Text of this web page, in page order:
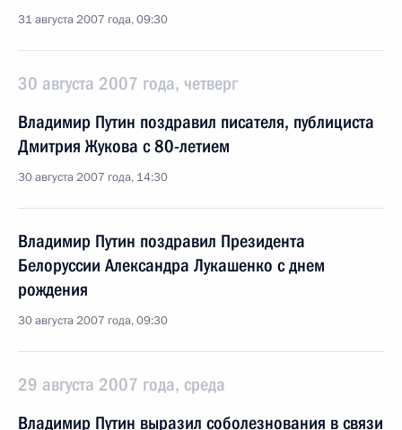
31 августа 2007 года, 09:30
30 августа 2007 года, четверг
Владимир Путин поздравил писателя, публициста
Дмитрия Жукова с 80-летием
30 августа 2007 года, 14:30
Владимир Путин поздравил Президента
Белоруссии Александра Лукашенко с днем
рождения
30 августа 2007 года, 09:30
29 августа 2007 года, среда
Владимир Путин выразил соболезнования в связи